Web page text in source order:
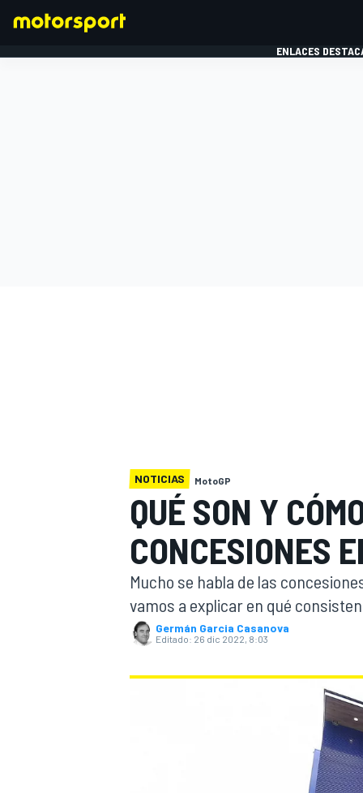
WEC
ENLACES
NOTICIAS MotoGP
QUÉ SON Y
CONCESIONES
Mucho se habla de las
vamos a explicar en qué
Germán Garcia Casanova
Editado: 26 dic 2022, 8:03